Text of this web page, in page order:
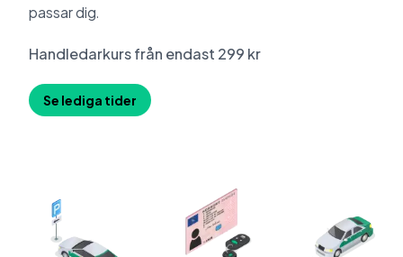
passar dig.
Handledarkurs från endast 299 kr
Se lediga tider